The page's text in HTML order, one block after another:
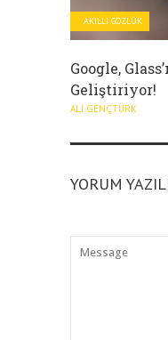
AKILLI GÖZLÜK
Google,
Geliştiriyor!
ALI GENÇTÜRK
YORUM